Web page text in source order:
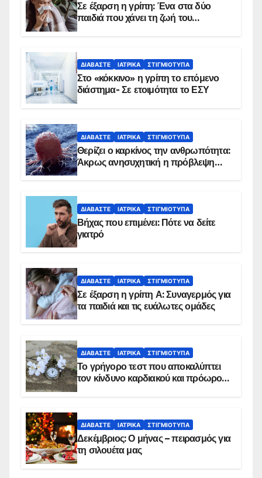
Σε έξαρση η γρίπη: Ένα στα δύο
παιδιά που χάνει τη ζωή του
ΔΙΑΒΆΣΤΕ ΙΑΤΡΙΚΆ ΣΤΙΓΜΙΌΤΥΠΑ
Στο «κόκκινο» η γρίπη το επόμενο
διάστημα- Σε ετοιμότητα το ΕΣΥ
ΔΙΑΒΆΣΤΕ ΙΑΤΡΙΚΆ ΣΤΙΓΜΙΌΤΥΠΑ
Θερίζει ο καρκίνος την ανθρωπότητα:
Άκρως ανησυχητική η πρόβλεψη…
ΔΙΑΒΆΣΤΕ ΙΑΤΡΙΚΆ ΣΤΙΓΜΙΌΤΥΠΑ
Βήχας που επιμένει: Πότε να δείτε
γιατρό
ΔΙΑΒΆΣΤΕ ΙΑΤΡΙΚΆ ΣΤΙΓΜΙΌΤΥΠΑ
Σε έξαρση η γρίπη Α: Συναγερμός για
τα παιδιά και τις ευάλωτες ομάδες
ΔΙΑΒΆΣΤΕ ΙΑΤΡΙΚΆ ΣΤΙΓΜΙΌΤΥΠΑ
Το γρήγορο τεστ που αποκαλύπτει
τον κίνδυνο καρδιακού και πρόωρου
ΔΙΑΒΆΣΤΕ ΙΑΤΡΙΚΆ ΣΤΙΓΜΙΌΤΥΠΑ
Δεκέμβριος: Ο μήνας – πειρασμός για
τη σιλουέτα μας